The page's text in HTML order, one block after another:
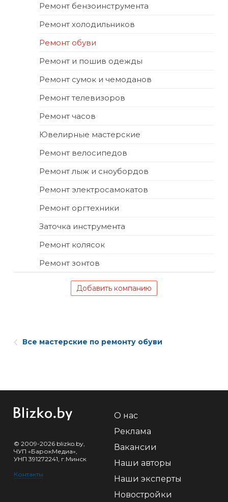
Ремонт бензоинструмента
Ремонт холодильников
Ремонт обуви
Ремонт и пошив одежды
Ремонт сумок и чемоданов
Ремонт телевизоров
Ремонт часов
Ювелирные мастерские
Ремонт велосипедов
Ремонт лыж и сноубордов
Ремонт электросамокатов
Ремонт оргтехники
Заточка инструмента
Ремонт колясок
Ремонт зонтов
Добавить компанию
Все мастерские по ремонту обуви
© 2009-2026 blizko.by,
ЧУП «БарокМедиа»,
УНП 391272241, г.Минск
Контакты
О нас
Реклама
Вакансии
Наши авторы
Наши эксперты
Новостройки